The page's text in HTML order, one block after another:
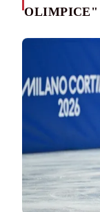
OLIMPICE"